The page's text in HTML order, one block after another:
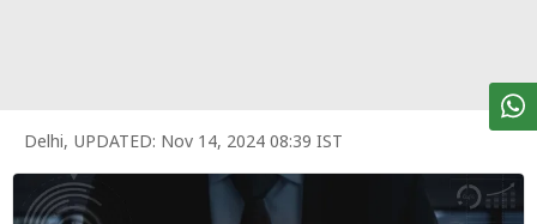
शेयर
ट्रेंडिंग
Delhi, UPDATED: Nov 14, 2024 08:39 IST